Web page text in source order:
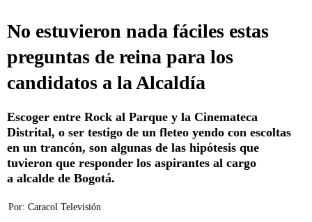
No estuvieron nada fáciles estas
preguntas de reina para los
candidatos a la Alcaldía
Escoger entre Rock al Parque y la Cinemateca
Distrital, o ser testigo de un fleteo yendo con escoltas
en un trancón, son algunas de las hipótesis que
tuvieron que responder los aspirantes al cargo
a alcalde de Bogotá.
Por: Caracol Televisión